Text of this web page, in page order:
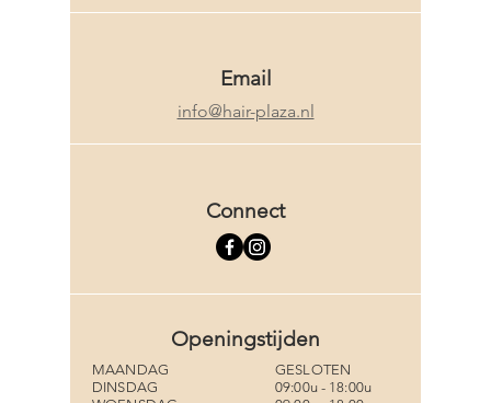
Email
info@hair-plaza.nl
Connect
Openingstijden
MAANDAG
DINSDAG
GESLOTEN
09:00u - 18:00u